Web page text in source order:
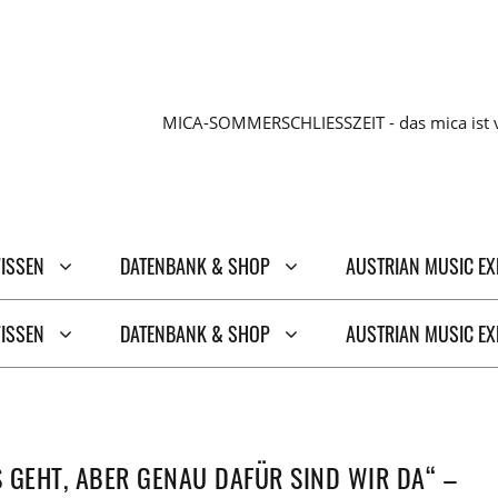
MICA-SOMMERSCHLIESSZEIT - das mica
DATENBANK & SHOP AUSTRIAN MUSIC
DATENBANK & SHOP AUSTRIAN MUSIC
ABER GENAU DAFÜR SIND WIR DA“ –